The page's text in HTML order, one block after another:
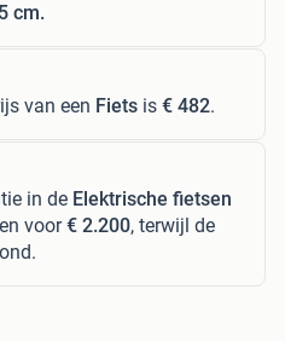
cm.
van een Fiets is € 482.
in de Elektrische fietsen
voor€ 2.200, terwijl de